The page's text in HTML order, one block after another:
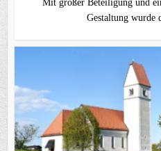
Mit großer Beteiligung und
Gestaltung wurde